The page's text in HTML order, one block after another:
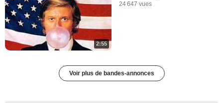
2:55
24 647 vues
Voir plus de bandes-annonces